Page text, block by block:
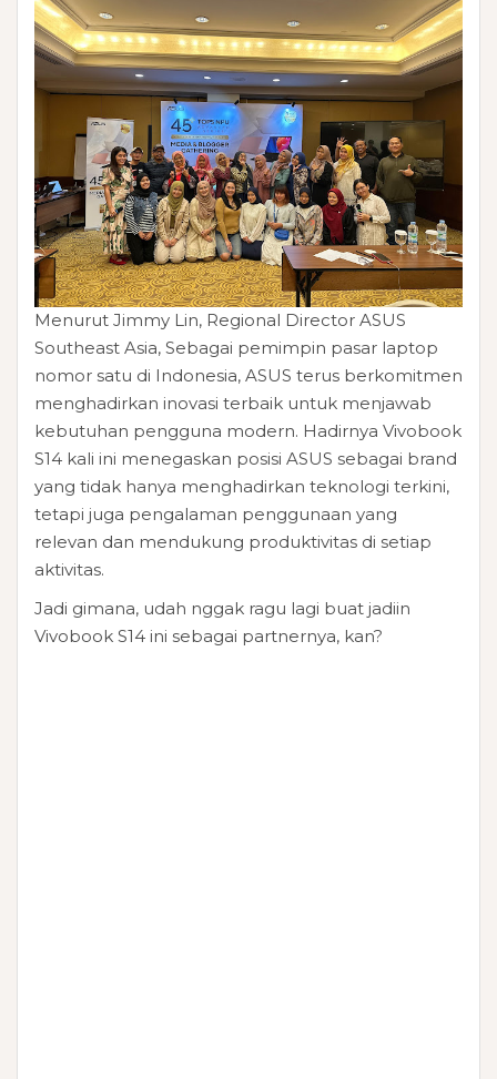
Menurut Jimmy Lin, Regional Director ASUS
Southeast Asia, Sebagai pemimpin pasar laptop
nomor satu di Indonesia, ASUS terus berkomitmen
menghadirkan inovasi terbaik untuk menjawab
kebutuhan pengguna modern. Hadirnya Vivobook
S14 kali ini menegaskan posisi ASUS sebagai brand
yang tidak hanya menghadirkan teknologi terkini,
tetapi juga pengalaman penggunaan yang
relevan dan mendukung produktivitas di setiap
aktivitas.
Jadi gimana, udah nggak ragu lagi buat jadiin
Vivobook S14 ini sebagai partnernya, kan?